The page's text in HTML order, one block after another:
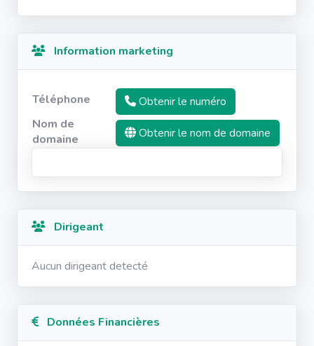
Information marketing
Téléphone
Obtenir le numéro
Nom de
domaine
Obtenir le nom de domaine
Dirigeant
Aucun dirigeant detecté
Données Financières